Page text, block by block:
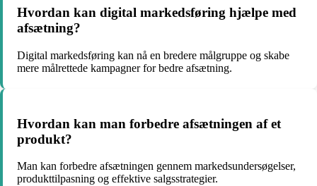
Hvordan kan digital markedsføring hjælpe med
afsætning?
Digital markedsføring kan nå en bredere målgruppe og skabe
mere målrettede kampagner for bedre afsætning.
Hvordan kan man forbedre afsætningen af et
produkt?
Man kan forbedre afsætningen gennem markedsundersøgelser,
produkttilpasning og effektive salgsstrategier.